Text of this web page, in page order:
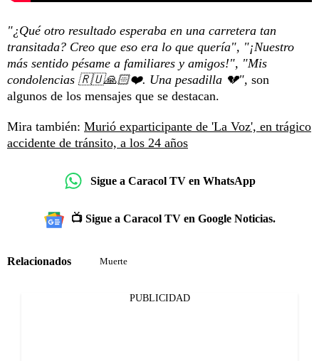
"¿Qué otro resultado esperaba en una carretera tan
transitada? Creo que eso era lo que quería", "¡Nuestro
más sentido pésame a familiares y amigos!", "Mis
condolencias 🇷🇺🙏🏻❤️. Una pesadilla 💔", son
algunos de los mensajes que se destacan.
Mira también: Murió exparticipante de 'La Voz', en trágico
accidente de tránsito, a los 24 años
Sigue a Caracol TV en WhatsApp
📺 Sigue a Caracol TV en Google Noticias.
Relacionados Muerte
PUBLICIDAD